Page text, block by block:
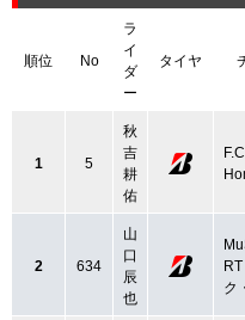
順位 No
ラ
イ
ダ
ー
タイヤ
1 5
秋
吉
耕
佑
2 634
山
口
辰
也
ク